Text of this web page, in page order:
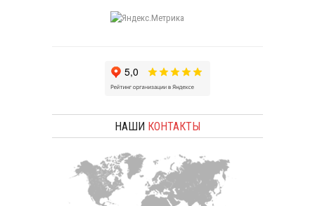
НАШИ КОНТАКТЫ